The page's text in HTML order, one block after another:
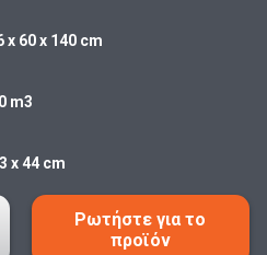
x 60 x 140 cm
m3
x 44 cm
Ρωτήστε για το
προϊόν